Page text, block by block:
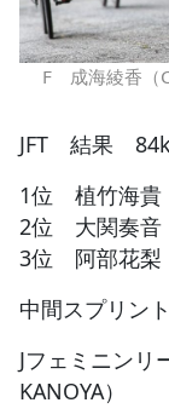
F 成海綾香（
JFT 結果
1位 植竹海貴
2位 大関奏音
3位 阿部花梨
中間スプリン
Jフェミニン
KANOYA）